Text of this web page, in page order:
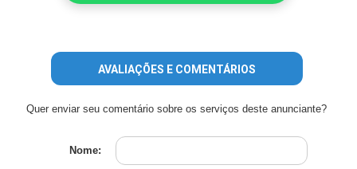
AVALIAÇÕES E COMENTÁRIOS
Quer enviar seu comentário sobre os serviços deste anunciante?
Nome: